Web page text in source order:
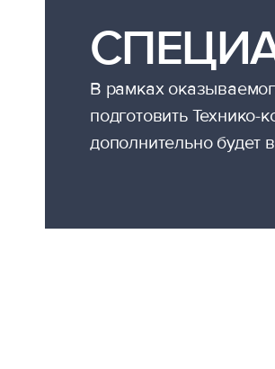
В рамках
подготовить
дополнительно будет